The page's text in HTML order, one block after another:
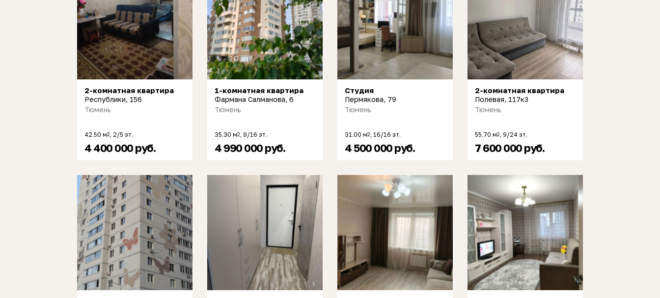
2-комнатная квартира
Республики, 156
Тюмень
42.50 м2, 2/5 эт.
4 400 000 руб.
1-комнатная квартира
Фармана Салманова, 6
Тюмень
35.30 м2, 9/16 эт.
4 990 000 руб.
Студия
Пермякова, 79
Тюмень
31.00 м2, 16/16 эт.
4 500 000 руб.
2-комнатная квартира
Полевая, 117к3
Тюмень
55.70 м2, 9/24 эт.
7 600 000 руб.